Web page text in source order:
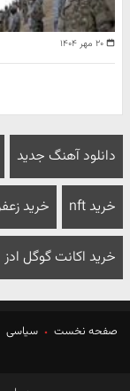
۲۰ مهر ۱۴۰۴
دانلود آهنگ جدید
خرید nft خرید
خرید اکانت گوگل ادز
صفحه نخست سیاسی